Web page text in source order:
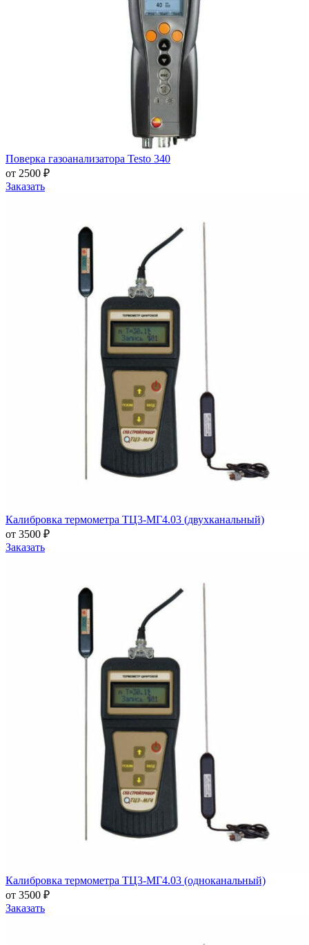
Поверка газоанализатора Testo 340
от 2500 ₽
Заказать
Калибровка термометра ТЦ3-МГ4.03 (двухканальный)
от 3500 ₽
Заказать
Калибровка термометра ТЦ3-МГ4.03 (одноканальный)
от 3500 ₽
Заказать